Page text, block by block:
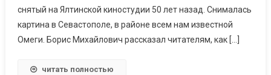
снятый на Ялтинской киностудии 50 лет назад. Снималась
картина в Севастополе, в районе всем нам известной
Омеги. Борис Михайлович рассказал читателям, как […]
читать полностью